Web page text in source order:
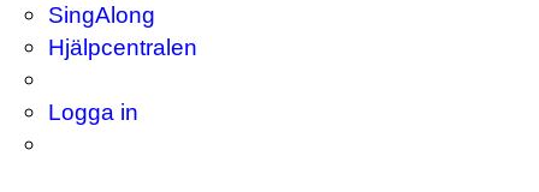
SingAlong
Hjälpcentralen
Logga in